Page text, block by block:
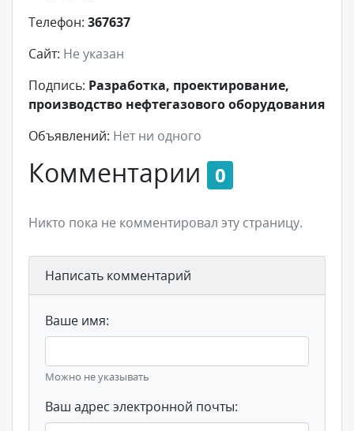
Телефон: 367637
Сайт: Не указан
Подпись: Разработка, проектирование,
производство нефтегазового оборудования
Объявлений: Нет ни одного
Комментарии 0
Никто пока не комментировал эту страницу.
Написать комментарий
Ваше имя:
Можно не указывать
Ваш адрес электронной почты: